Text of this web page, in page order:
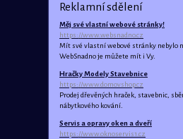
Reklamní sdělení
Měj své vlastní webové stránky!
https://www.websnadno.cz
Mít své vlastní webové stránky nebylo
WebSnadno je můžete mít i Vy.
Hračky Modely Stavebnice
https://www.domovshop.cz
Prodej dřevěných hraček, stavebnic,
nábytkového kování.
Servis a opravy oken a dveří
https://www.oknoservis1.cz